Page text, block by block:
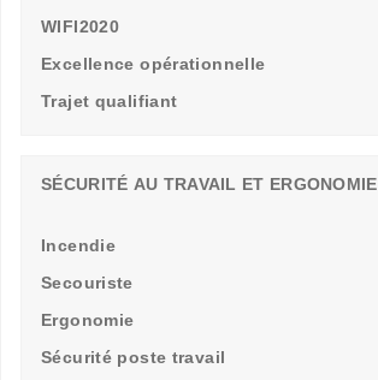
WIFI2020
Excellence opérationnelle
Trajet qualifiant
SÉCURITÉ AU TRAVAIL ET ERGONOMIE
Incendie
Secouriste
Ergonomie
Sécurité poste travail